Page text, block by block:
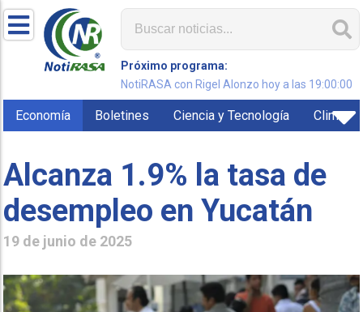
Próximo programa:
NotiRASA con Rigel Alonzo hoy a las 19:00:00
Economía Boletines Ciencia y Tecnología Clima
Alcanza 1.9% la tasa de
desempleo en Yucatán
19 de junio de 2025